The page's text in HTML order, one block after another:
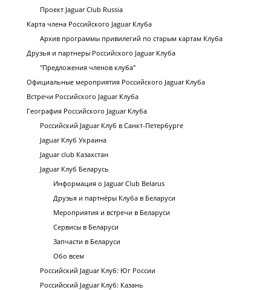
Проект Jaguar Club Russia
Карта члена Российского Jaguar Клуба
Архив программы привилегий по старым картам Клуба
Друзья и партнеры Российского Jaguar Клуба
"Предложения членов клуба"
Официальные мероприятия Российского Jaguar Клуба
Встречи Российского Jaguar Клуба
География Российского Jaguar Клуба
Российский Jaguar Клуб в Санкт-Петербурге
Jaguar Клуб Украина
Jaguar club Казахстан
Jaguar Клуб Беларусь
Информация о Jaguar Club Belarus
Друзья и партнёры Клуба в Беларуси
Мероприятия и встречи в Беларуси
Сервисы в Беларуси
Запчасти в Беларуси
Обо всем
Российский Jaguar Клуб: Юг России
Российский Jaguar Клуб: Казань